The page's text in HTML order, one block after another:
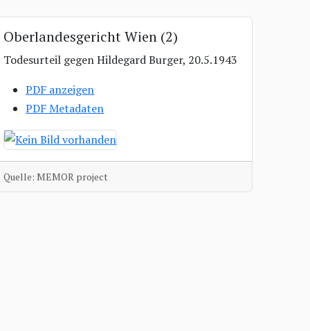
Oberlandesgericht Wien (2)
Todesurteil gegen Hildegard Burger, 20.5.1943
PDF anzeigen
PDF Metadaten
Quelle: MEMOR project